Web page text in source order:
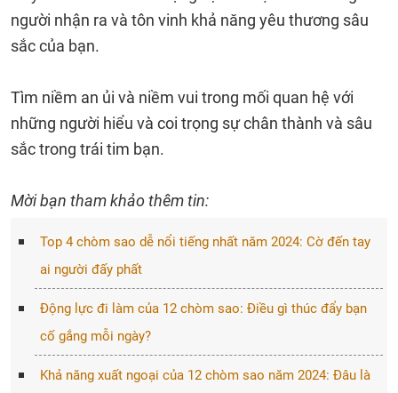
người nhận ra và tôn vinh khả năng yêu thương sâu
sắc của bạn.
Tìm niềm an ủi và niềm vui trong mối quan hệ với
những người hiểu và coi trọng sự chân thành và sâu
sắc trong trái tim bạn.
Mời bạn tham khảo thêm tin:
Top 4 chòm sao dễ nổi tiếng nhất năm 2024: Cờ đến tay
ai người đấy phất
Động lực đi làm của 12 chòm sao: Điều gì thúc đẩy bạn
cố gắng mỗi ngày?
Khả năng xuất ngoại của 12 chòm sao năm 2024: Đâu là